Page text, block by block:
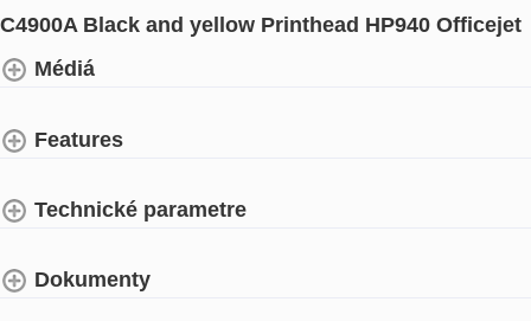
C4900A Black and yellow Printhead HP940 Officejet
Médiá
Features
Technické parametre
Dokumenty